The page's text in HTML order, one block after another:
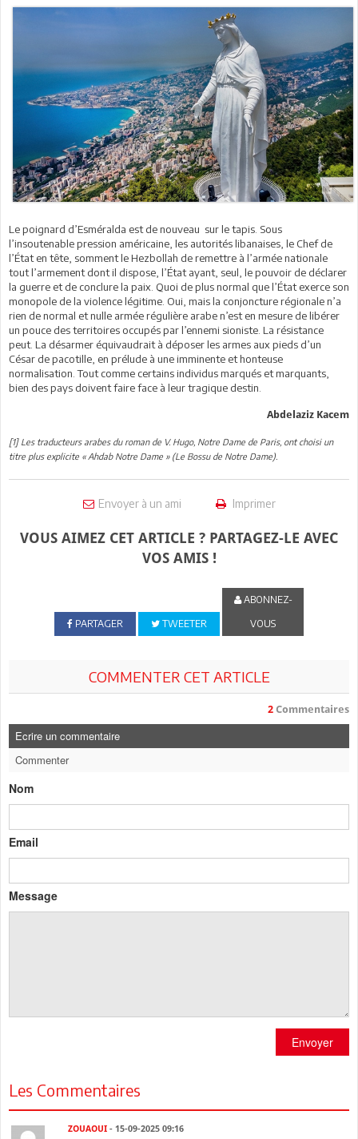
Le poignard d’Esméralda est de nouveau sur le tapis. Sous
l’insoutenable pression américaine, les autorités libanaises, le Chef de
l’État en tête, somment le Hezbollah de remettre à l’armée nationale
tout l’armement dont il dispose, l’État ayant, seul, le pouvoir de déclarer
la guerre et de conclure la paix. Quoi de plus normal que l’État exerce son
monopole de la violence légitime. Oui, mais la conjoncture régionale n’a
rien de normal et nulle armée régulière arabe n’est en mesure de libérer
un pouce des territoires occupés par l’ennemi sioniste. La résistance
peut. La désarmer équivaudrait à déposer les armes aux pieds d’un
César de pacotille, en prélude à une imminente et honteuse
normalisation. Tout comme certains individus marqués et marquants,
bien des pays doivent faire face à leur tragique destin.
Abdelaziz Kacem
[1] Les traducteurs arabes du roman de V. Hugo, Notre Dame de Paris, ont choisi un
titre plus explicite « Ahdab Notre Dame » (Le Bossu de Notre Dame).
Envoyer à un ami Imprimer
VOUS AIMEZ CET ARTICLE ? PARTAGEZ-LE AVEC
VOS AMIS !
PARTAGER TWEETER
ABONNEZ-
VOUS
COMMENTER CET ARTICLE
2 Commentaires
Ecrire un commentaire
Commenter
Nom
Email
Message
Envoyer
Les Commentaires
ZOUAOUI- 15-09-2025 09:16